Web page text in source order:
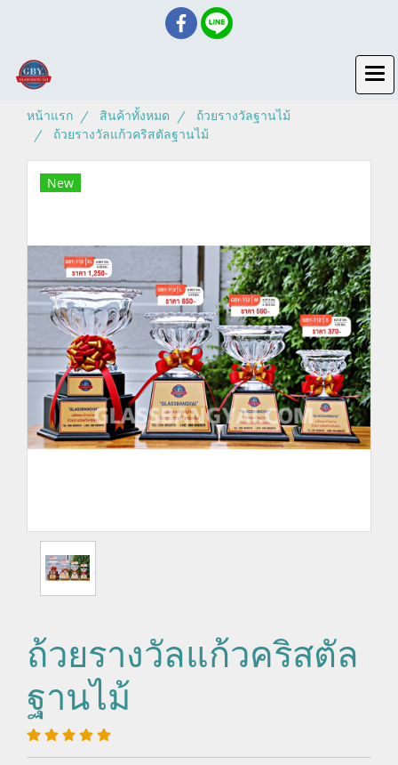
หน้าแรก สินค้าทั้งหมด
ถ้วยรางวัลฐานไม้
ถ้วยรางวัลแก้วคริสตัลฐานไม้
New
ถ้วยรางวัลแก้วคริสตัล
ฐานไม้